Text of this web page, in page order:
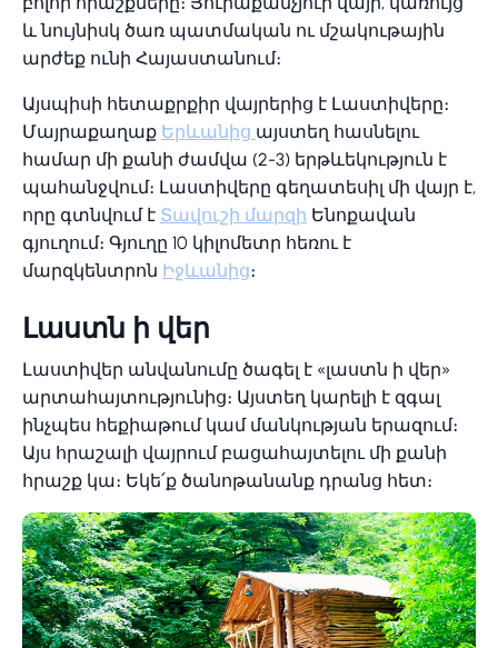
և նույնիսկ ծառ պատմական ու մշակութային
արժեք ունի Հայաստանում։
Այսպիսի հետաքրքիր վայրերից է Լաստիվերը։
Մայրաքաղաք Երևանից այստեղ հասնելու
համար մի քանի ժամվա (2-3) երթևեկություն է
պահանջվում։ Լաստիվերը գեղատեսիլ մի վայր է,
որը գտնվում է Տավուշի մարզի Ենոքավան
գյուղում։ Գյուղը 10 կիլոմետր հեռու է
մարզկենտրոն Իջևանից։
Լաստն ի վեր
Լաստիվեր անվանումը ծագել է «լաստն ի վեր»
արտահայտությունից։ Այստեղ կարելի է զգալ
ինչպես հեքիաթում կամ մանկության երազում։
Այս հրաշալի վայրում բացահայտելու մի քանի
հրաշք կա։ Եկե՛ք ծանոթանանք դրանց հետ։